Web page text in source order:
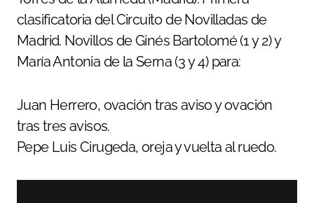
clasificatoria del Circuito de Novilladas de
Madrid. Novillos de Ginés Bartolomé (1 y 2) y
María Antonia de la Serna (3 y 4) para:
Juan Herrero, ovación tras aviso y ovación
tras tres avisos.
Pepe Luis Cirugeda, oreja y vuelta al ruedo.